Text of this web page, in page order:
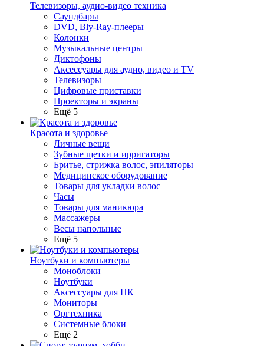
Телевизоры, аудио-видео техника
Саундбары
DVD, Bly-Ray-плееры
Колонки
Музыкальные центры
Диктофоны
Аксессуары для аудио, видео и TV
Телевизоры
Цифровые приставки
Проекторы и экраны
Ещё 5
Красота и здоровье
Личные вещи
Зубные щетки и ирригаторы
Бритье, стрижка волос, эпиляторы
Медицинское оборудование
Товары для укладки волос
Часы
Товары для маникюра
Массажеры
Весы напольные
Ещё 5
Ноутбуки и компьютеры
Моноблоки
Ноутбуки
Аксессуары для ПК
Мониторы
Оргтехника
Системные блоки
Ещё 2